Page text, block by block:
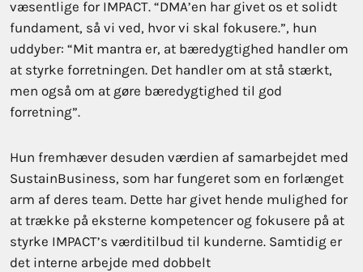
væsentlige for IMPACT. “DMA’en har givet os et solidt
fundament, så vi ved, hvor vi skal fokusere.”, hun
uddyber: “Mit mantra er, at bæredygtighed handler om
at styrke forretningen. Det handler om at stå stærkt,
men også om at gøre bæredygtighed til god
forretning”.
Hun fremhæver desuden værdien af samarbejdet med
SustainBusiness, som har fungeret som en forlænget
arm af deres team. Dette har givet hende mulighed for
at trække på eksterne kompetencer og fokusere på at
styrke IMPACT’s værditilbud til kunderne. Samtidig er
det interne arbejde med dobbelt